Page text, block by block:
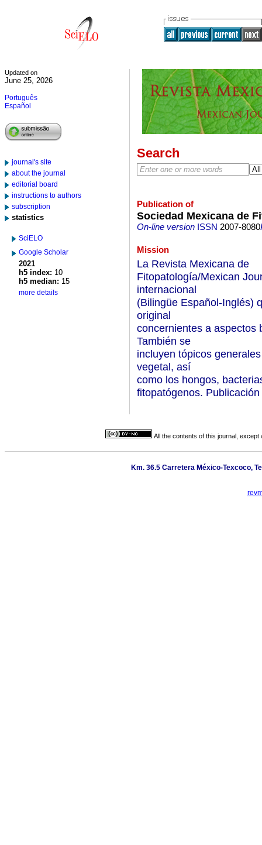
Updated on
June 25, 2026
Português
Español
journal's site
about the journal
editorial board
instructions to authors
subscription
statistics
SciELO
Google Scholar
2021
h5 index: 10
h5 median: 15
more details
Search
Publication of
Sociedad Mexicana de
On-line versionISSN 2007-8080
Mission
La Revista Mexicana de
Fitopatología/Mexican
internacional
(Bilingüe Español-Inglés)
original
concernientes a aspectos
También se
incluyen tópicos
vegetal, así
como los hongos,
fitopatógenos.
All the contents of this journal,
Km. 36.5 Carretera México-Texcoco,